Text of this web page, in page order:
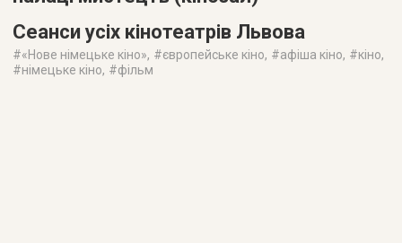
Сеанси усіх кінотеатрів Львова
#«Нове німецьке кіно», #європейське кіно, #афіша кіно, #кіно,
#німецьке кіно, #фільм